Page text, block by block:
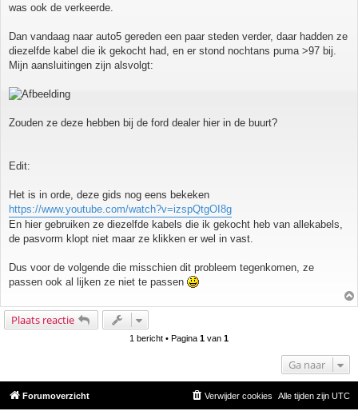
was ook de verkeerde.
Dan vandaag naar auto5 gereden een paar steden verder, daar hadden ze
diezelfde kabel die ik gekocht had, en er stond nochtans puma >97 bij.
Mijn aansluitingen zijn alsvolgt:
Zouden ze deze hebben bij de ford dealer hier in de buurt?
Edit:
Het is in orde, deze gids nog eens bekeken
https://www.youtube.com/watch?v=izspQtgOI8g
En hier gebruiken ze diezelfde kabels die ik gekocht heb van allekabels,
de pasvorm klopt niet maar ze klikken er wel in vast.
Dus voor de volgende die misschien dit probleem tegenkomen, ze
passen ook al lijken ze niet te passen
Plaats reactie
1 bericht • Pagina 1 van 1
Ga naar
Forumoverzicht Alle tijden zijn UTC
Verwijder cookies